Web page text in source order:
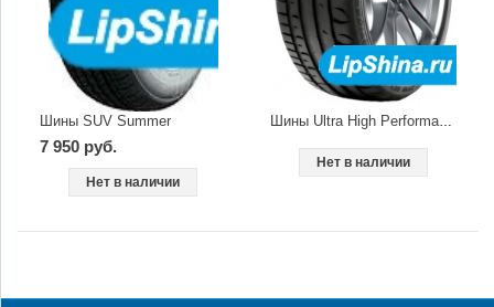
Шины SUV Summer
7 950 руб.
Нет в наличии
Шины Ultra High Performance
Нет в наличии